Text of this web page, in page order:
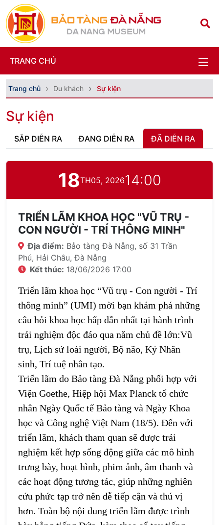
TRANG CHỦ
Trang chủ Du khách Sự kiện
Sự kiện
SẮP DIỄN RA ĐANG DIỄN RA ĐÃ DIỄN RA
18TH05, 202614:00
TRIỂN LÃM KHOA HỌC "VŨ TRỤ -
CON NGƯỜI - TRÍ THÔNG MINH"
Địa điểm: Bảo tàng Đà Nẵng, số 31 Trần
Phú, Hải Châu, Đà Nẵng
Kết thúc: 18/06/2026 17:00
Triển lãm khoa học “Vũ trụ - Con người - Trí
thông minh” (UMI) mời bạn khám phá những
câu hỏi khoa học hấp dẫn nhất tại hành trình
trải nghiệm độc đáo qua năm chủ đề lớn:Vũ
trụ, Lịch sử loài người, Bộ não, Kỷ Nhân
sinh, Trí tuệ nhân tạo.
Triển lãm do Bảo tàng Đà Nẵng phối hợp với
Viện Goethe, Hiệp hội Max Planck tổ chức
nhân Ngày Quốc tế Bảo tàng và Ngày Khoa
học và Công nghệ Việt Nam (18/5). Đến với
triển lãm, khách tham quan sẽ được trải
nghiệm kết hợp sống động giữa các mô hình
trưng bày, hoạt hình, phim ảnh, âm thanh và
các hoạt động tương tác, giúp những nghiên
cứu phức tạp trở nên dễ tiếp cận và thú vị
hơn. Toàn bộ nội dung triển lãm được trình